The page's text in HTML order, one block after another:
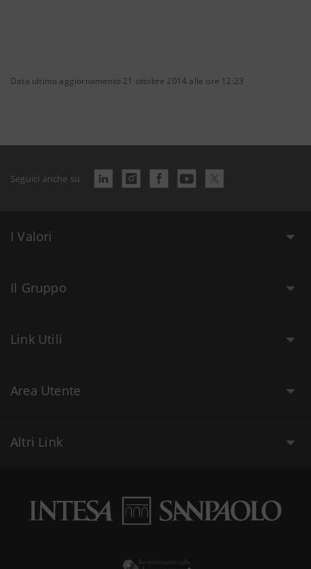
Data ultimo aggiornamento 21 ottobre 2014 alle ore 12:23
Seguici anche su
I Valori
Il Gruppo
Link Utili
Area Utente
Altri Link